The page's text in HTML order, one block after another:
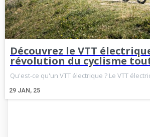
Découvrez le VTT
révolution du cyclisme
29 JAN, 25
Qu'est-ce qu'un VTT électrique ? Le VTT